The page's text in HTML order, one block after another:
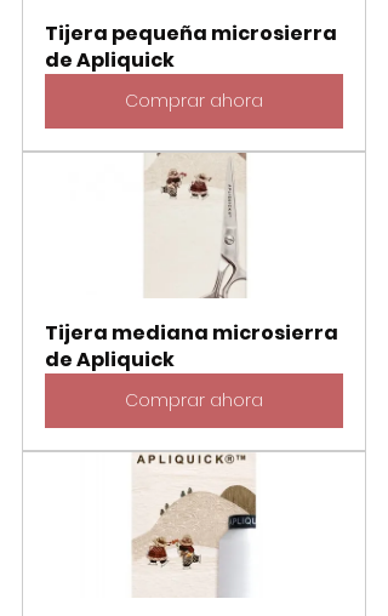
Tijera pequeña microsierra
de Apliquick
Comprar ahora
Tijera mediana microsierra
de Apliquick
Comprar ahora